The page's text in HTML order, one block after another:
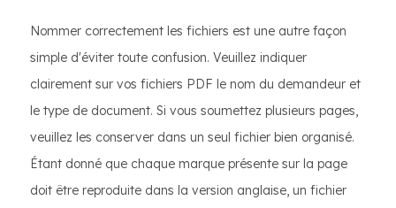
Nommer correctement les fichiers est une autre façon
simple d'éviter toute confusion. Veuillez indiquer
clairement sur vos fichiers PDF le nom du demandeur et
le type de document. Si vous soumettez plusieurs pages,
veuillez les conserver dans un seul fichier bien organisé.
Étant donné que chaque marque présente sur la page
doit être reproduite dans la version anglaise, un fichier